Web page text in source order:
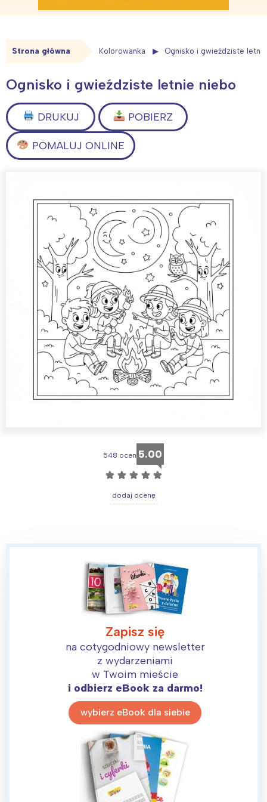
Strona główna Kolorowanka Ognisko i gwieździste
Ognisko i gwieździste letnie niebo
DRUKUJ POBIERZ
POMALUJ ONLINE
548 ocen 5.00
☆ ☆ ☆ ☆ ☆
dodaj ocenę
Zapisz się
na cotygodniowy newsletter
z wydarzeniami
w Twoim mieście
i odbierz eBook za darmo!
wybierz eBook dla siebie